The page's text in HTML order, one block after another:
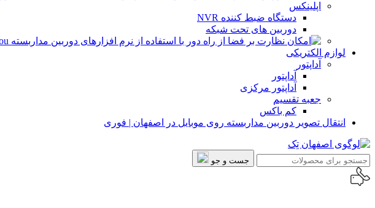
اپلینکس
دستگاه ضبط کننده NVR
دوربین های تحت شبکه
لوازم الکتریکی
آداپتور
آداپتور
آداپتور مرکزی
جعبه تقسیم
کم باکس
انتقال تصویر دوربین مداربسته روی موبایل در اصفهان | فوری
جست و جو